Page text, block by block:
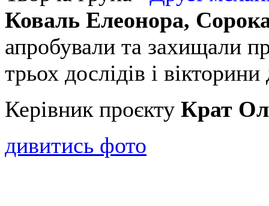
Коваль Елеонора,
апробували та захищали
трьох дослідів і
Керівник проєкту Крат
дивитись фото